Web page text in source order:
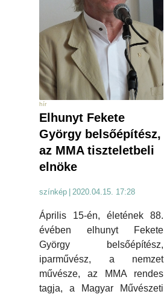
hír
Elhunyt Fekete
György belsőépítész,
az MMA tiszteletbeli
elnöke
színkép 2020.04.15. 17:28
Április 15-én, életének 88.
évében elhunyt Fekete
György belsőépítész,
iparművész, a nemzet
művésze, az MMA rendes
tagja, a Magyar Művészeti